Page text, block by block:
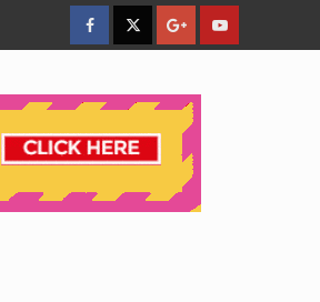
facebookTwitterGoogleYouTube